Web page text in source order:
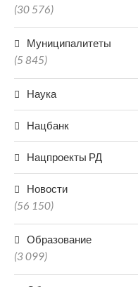
(30 576)
Муниципалитеты
(5 845)
Наука
Нацбанк
Нацпроекты РД
Новости
(56 150)
Образование
(3 099)